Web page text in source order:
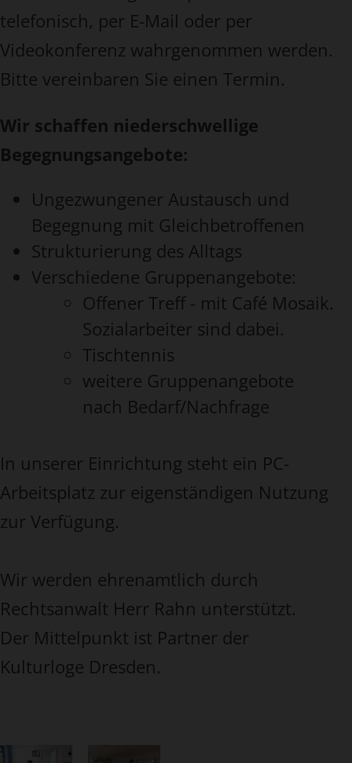
telefonisch, per E-Mail oder per
Videokonferenz wahrgenommen werden.
Bitte vereinbaren Sie einen Termin.
Wir schaffen niederschwellige
Begegnungsangebote:
Ungezwungener Austausch und
Begegnung mit Gleichbetroffenen
Strukturierung des Alltags
Verschiedene Gruppenangebote:
Offener Treff - mit Café Mosaik.
Sozialarbeiter sind dabei.
Tischtennis
weitere Gruppenangebote
nach Bedarf/Nachfrage
In unserer Einrichtung steht ein PC-
Arbeitsplatz zur eigenständigen Nutzung
zur Verfügung.
Wir werden ehrenamtlich durch
Rechtsanwalt Herr Rahn unterstützt.
Der Mittelpunkt ist Partner der
Kulturloge Dresden.